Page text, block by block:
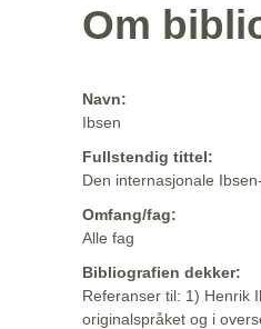
Om
Navn:
Ibsen
Fullstendig tittel:
Den internasjonale
Omfang/fag:
Alle fag
Bibliografien dekker:
Referanser til: 1) Henrik
originalspråket og i